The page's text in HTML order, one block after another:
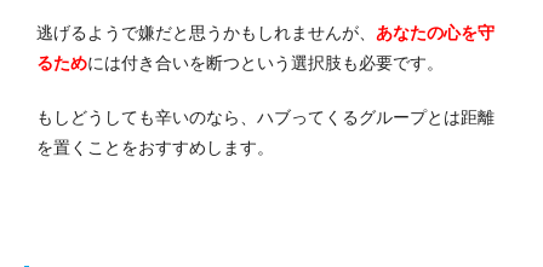
逃げるようで嫌だと思うかもしれませんが、 あなたの心を守
るためには付き合いを断つという選択肢も必要です。
もしどうしても辛いのなら、ハブってくるグループとは距離
を置くことをおすすめします。